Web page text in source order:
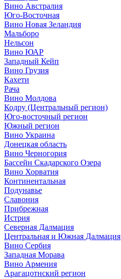
Вино Австралия
Юго-Восточная
Вино Новая Зеландия
Мальборо
Нельсон
Вино ЮАР
Западный Кейп
Вино Грузия
Кахети
Рача
Вино Молдова
Кодру (Центральный регион)
Юго-восточный регион
Южный регион
Вино Украина
Донецкая область
Вино Черногория
Бассейн Скадарского Озера
Вино Хорватия
Континентальная
Подунавье
Славония
Прибрежная
Истрия
Северная Далмация
Центральная и Южная Далмация
Вино Сербия
Западная Морава
Вино Армения
Арагацотнский регион